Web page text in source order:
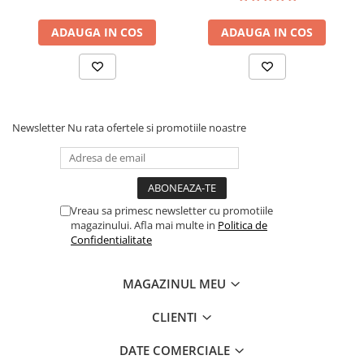
Rezervor:26 L
Transmisie:pe cardan
Sistem pornire:Electric
Putere omologată:84 CP
ADAUGA IN COS ADAUGA IN COS
Newsletter Nu rata ofertele si promotiile noastre
Vreau sa primesc newsletter cu promotiile
magazinului. Afla mai multe in Politica de
Confidentialitate
MAGAZINUL MEU
CLIENTI
DATE COMERCIALE